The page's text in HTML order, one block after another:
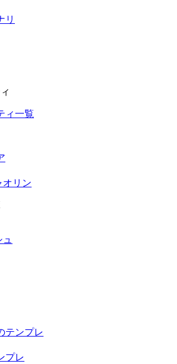
リ
ィ一覧
オリン
テンプレ
プレ